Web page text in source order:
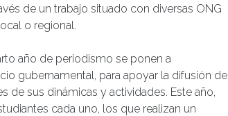
de un trabajo situado con diversas ONG
o regional.
año de periodismo se ponen a
gubernamental, para apoyar la difusión de
sus dinámicas y actividades. Este año,
cada uno, los que realizan un